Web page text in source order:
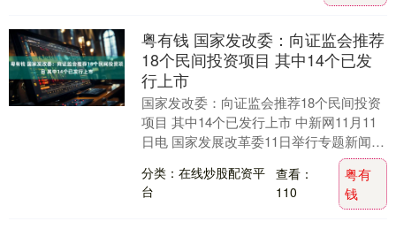
粤有钱 国家发改委：向证监会推荐
18个民间投资项目 其中14个已发
行上市
国家发改委：向证监会推荐18个民间投资
项目 其中14个已发行上市 中新网11月11
日电 国家发展改革委11日举行专题新闻发
布会。 会上，国家发展改革委固定资产
投....
分类：在线炒股配资平
台
查看：
110
粤有
钱